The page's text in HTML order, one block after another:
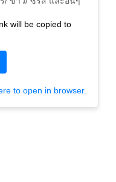
will be copied to
to open in browser.